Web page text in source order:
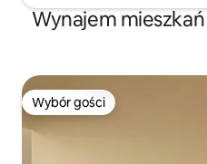
Wynajem
Wybór gości
Wybór gości